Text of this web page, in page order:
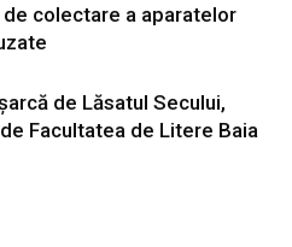
colectare a aparatelor
de Lăsatul Secului,
Facultatea de Litere Baia